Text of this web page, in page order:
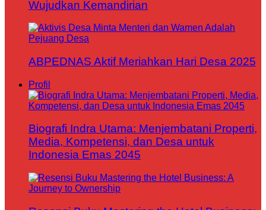
Wujudkan Kemandirian
ABPEDNAS Aktif Meriahkan Hari Desa 2025
Profil
Biografi Indra Utama: Menjembatani Properti,
Media, Kompetensi, dan Desa untuk
Indonesia Emas 2045